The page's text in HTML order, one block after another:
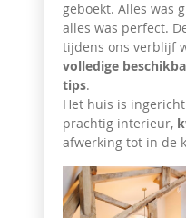
geboekt. Alles was
alles was perfect.
tijdens ons verblijf
volledige
tips.
Het huis is
prachtig interieur,
afwerking tot in de